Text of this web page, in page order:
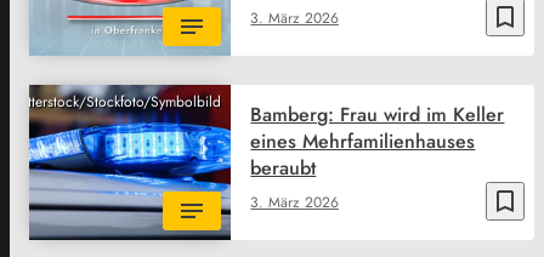
bookmark_border
3. März 2026
Shutterstock/Stockfoto/Symbolbild
bookmark_border
3. März 2026
Bamberg: Frau wird im Keller
eines Mehrfamilienhauses
beraubt